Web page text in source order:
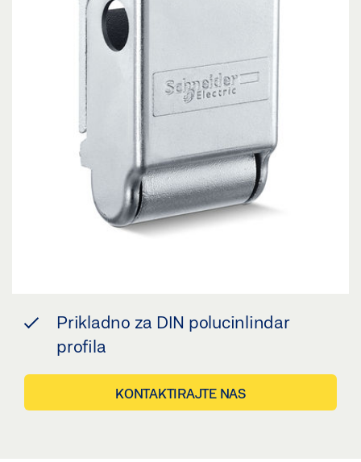
Prikladno za DIN polucinlindar
profila
KONTAKTIRAJTE NAS